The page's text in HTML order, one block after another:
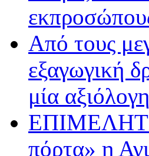
Από τους
εξαγωγική
μία
πόρτα» η